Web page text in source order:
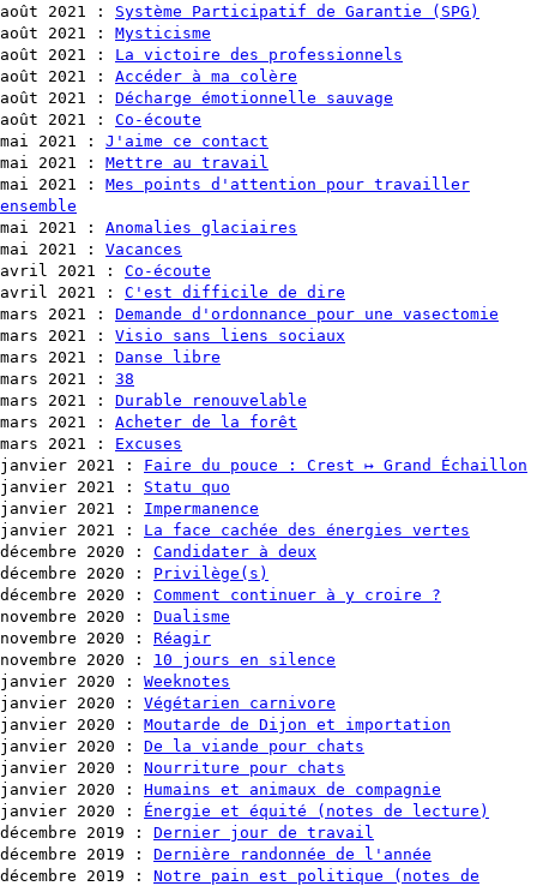
août 2021 :
Système Participatif de Garantie (SPG)
août 2021
:
Mysticisme
août 2021
:
La victoire des professionnels
août 2021
:
Accéder à ma colère
août 2021
:
Décharge émotionnelle sauvage
août 2021
:
Co-écoute
mai 2021
:
J'aime ce contact
mai 2021
:
Mettre au travail
mai 2021
:
Mes points d'attention pour travailler
ensemble
mai 2021
:
Anomalies glaciaires
mai 2021
:
Vacances
avril 2021
:
Co-écoute
avril 2021
:
C'est difficile de dire
mars 2021
:
Demande d'ordonnance pour une vasectomie
mars 2021
:
Visio sans liens sociaux
mars 2021
:
Danse libre
mars 2021
:
38
mars 2021
:
Durable renouvelable
mars 2021
:
Acheter de la forêt
mars 2021
:
Excuses
janvier 2021
:
Faire du pouce : Crest ↦ Grand Échaillon
janvier 2021
:
Statu quo
janvier 2021
:
Impermanence
janvier 2021
:
La face cachée des énergies vertes
décembre 2020
:
Candidater à deux
décembre 2020
:
Privilège(s)
décembre 2020
:
Comment continuer à y croire ?
novembre 2020
:
Dualisme
novembre 2020
:
Réagir
novembre 2020
:
10 jours en silence
janvier 2020
:
Weeknotes
janvier 2020
:
Végétarien carnivore
janvier 2020
:
Moutarde de Dijon et importation
janvier 2020
:
De la viande pour chats
janvier 2020
:
Nourriture pour chats
janvier 2020
:
Humains et animaux de compagnie
janvier 2020
:
Énergie et équité (notes de lecture)
décembre 2019
:
Dernier jour de travail
décembre 2019
:
Dernière randonnée de l'année
décembre 2019
:
Notre pain est politique (notes de